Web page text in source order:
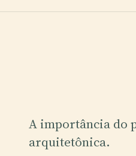
A importância do
arquitetônica.